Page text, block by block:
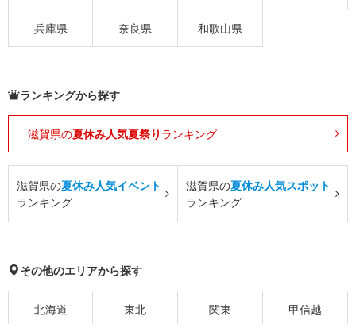
兵庫県 奈良県 和歌山県
ランキングから探す
滋賀県の夏休み人気夏祭り ランキング
滋賀県の夏休み人気イベント
ランキング
滋賀県の夏休み人気スポット
ランキング
その他のエリアから探す
北海道 東北 関東 甲信越